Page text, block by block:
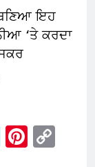
ਇਹ
‘ਤੇ ਕਰਦਾ
LinkedIn